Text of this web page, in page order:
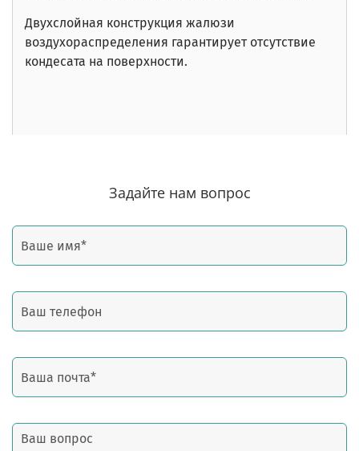
Двухслойная конструкция жалюзи
воздухораспределения гарантирует отсутствие
кондесата на поверхности.
Задайте нам вопрос